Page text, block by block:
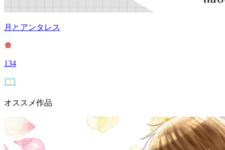
月とアンタレス
134
オススメ作品